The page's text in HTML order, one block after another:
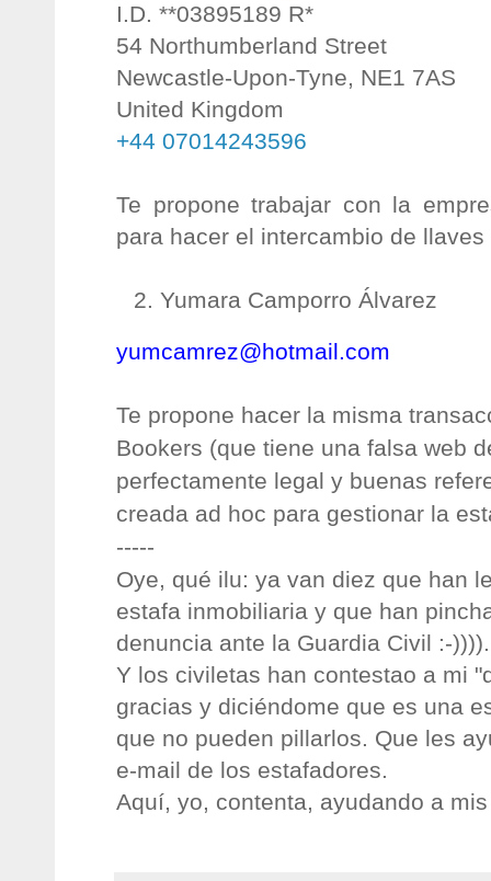
I.D. **03895189 R*
54 Northumberland Street
Newcastle-Upon-Tyne, NE1 7AS
United Kingdom
+44 07014243596
Te propone trabajar con la
para hacer el intercambio de llaves
Yumara Camporro Álvarez
yumcamrez@hotmail.com
Te propone hacer la misma
Bookers (que tiene una falsa web
perfectamente legal y buenas
creada ad hoc para gestionar la
-----
Oye, qué ilu: ya van diez que han
estafa inmobiliaria y que han
denuncia ante la Guardia Civil :-)))).
Y los civiletas han contestao a mi
gracias y diciéndome que es una
que no pueden pillarlos. Que les
e-mail de los estafadores.
Aquí, yo, contenta, ayudando a